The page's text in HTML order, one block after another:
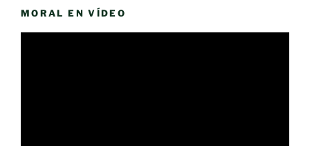
MORAL EN VÍDEO